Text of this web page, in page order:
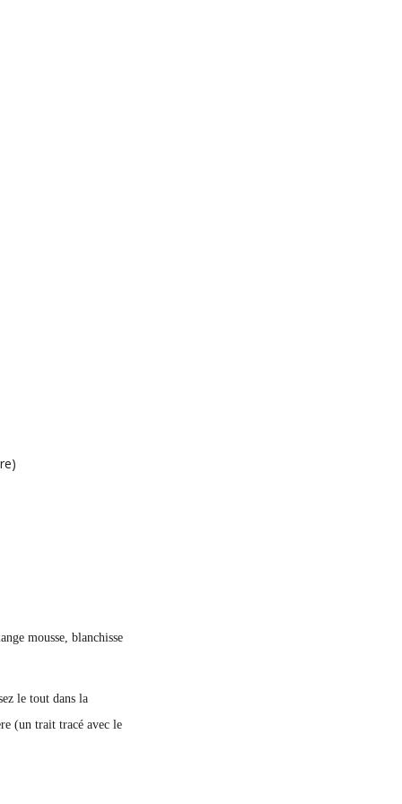
mousse, blanchisse
le tout dans la
(un trait tracé avec le